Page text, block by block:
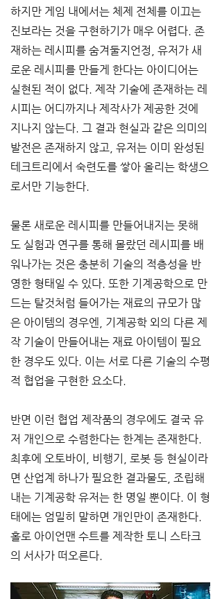
하지만 게임 내에서는 체제 전체를 이끄는
진보라는 것을 구현하기가 매우 어렵다. 존
재하는 레시피를 숨겨둘지언정, 유저가 새
로운 레시피를 만들게 한다는 아이디어는
실현된 적이 없다. 제작 기술에 존재하는 레
시피는 어디까지나 제작사가 제공한 것에
지나지 않는다. 그 결과 현실과 같은 의미의
발전은 존재하지 않고, 유저는 이미 완성된
테크트리에서 숙련도를 쌓아 올리는 학생으
로서만 기능한다.
물론 새로운 레시피를 만들어내지는 못해
도 실험과 연구를 통해 몰랐던 레시피를 배
워나가는 것은 충분히 기술의 적층성을 반
영한 형태일 수 있다. 또한 기계공학으로 만
드는 탈것처럼 들어가는 재료의 규모가 많
은 아이템의 경우엔, 기계공학 외의 다른 제
작 기술이 만들어내는 재료 아이템이 필요
한 경우도 있다. 이는 서로 다른 기술의 수평
적 협업을 구현한 요소다.
반면 이런 협업 제작품의 경우에도 결국 유
저 개인으로 수렴한다는 한계는 존재한다.
최후에 오토바이, 비행기, 로봇 등 현실이라
면 산업계 하나가 필요한 결과물도, 조립해
내는 기계공학 유저는 한 명일 뿐이다. 이 형
태에는 엄밀히 말하면 개인만이 존재한다.
홀로 아이언맨 수트를 제작한 토니 스타크
의 서사가 떠오른다.